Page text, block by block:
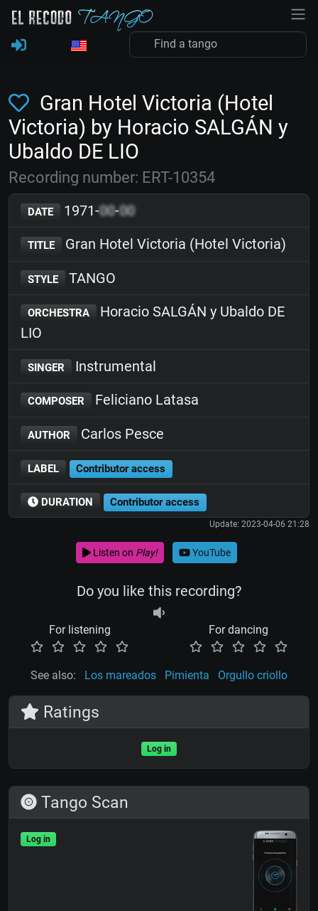
Gran Hotel Victoria (Hotel
Victoria) by Horacio SALGÁN y
Ubaldo DE LIO
Recording number: ERT-10354
DATE 1971-00-00
TITLE Gran Hotel Victoria (Hotel Victoria)
STYLE TANGO
ORCHESTRA
Horacio SALGÁN y Ubaldo DE
LIO
SINGER Instrumental
COMPOSER Feliciano Latasa
AUTHOR Carlos Pesce
LABEL Contributor access
DURATION Contributor access
Update: 2023-04-06 21:28
Listen on Play! YouTube
Do you like this recording?
For listening For dancing
See also: Los mareados Pimienta Orgullo criollo
Ratings
Log in
Tango Scan
Log in